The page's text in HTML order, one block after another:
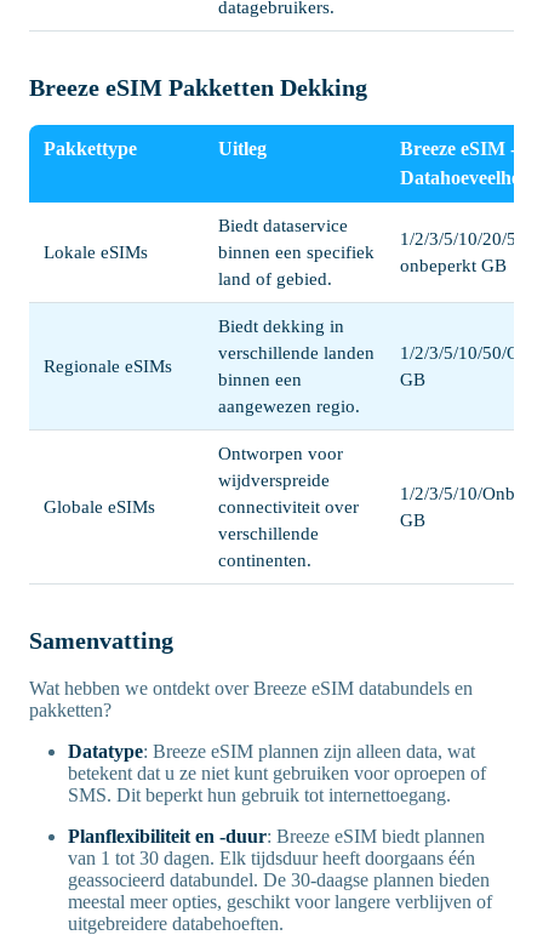
datagebruikers.
Breeze eSIM Pakketten Dekking
Pakkettype Uitleg
Breeze eSIM -
Datahoeveelheid
Lokale eSIMs
Biedt dataservice
binnen een specifiek
land of gebied.
1/2/3/5/10/20/50/
onbeperkt GB
Regionale eSIMs
Biedt dekking in
verschillende landen
binnen een
aangewezen regio.
1/2/3/5/10/50/
GB
Globale eSIMs
Ontworpen voor
wijdverspreide
connectiviteit over
verschillende
continenten.
1/2/3/5/10/
GB
Samenvatting
Wat hebben we ontdekt over Breeze eSIM databundels en
pakketten?
Datatype: Breeze eSIM plannen zijn alleen data, wat
betekent dat u ze niet kunt gebruiken voor oproepen of
SMS. Dit beperkt hun gebruik tot internettoegang.
Planflexibiliteit en -duur: Breeze eSIM biedt plannen
van 1 tot 30 dagen. Elk tijdsduur heeft doorgaans één
geassocieerd databundel. De 30-daagse plannen bieden
meestal meer opties, geschikt voor langere verblijven of
uitgebreidere databehoeften.